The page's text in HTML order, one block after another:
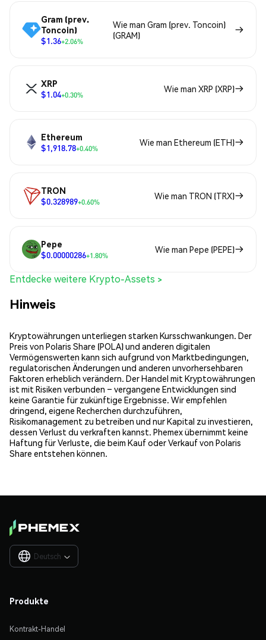
Gram (prev.
Toncoin)
$1.36+2.06%
Wie man Gram (prev. Toncoin)
(GRAM)
XRP
$1.04+0.30%
Wie man XRP (XRP)
Ethereum
$1,918.78+0.40%
Wie man Ethereum (ETH)
TRON
$0.328989+0.60%
Wie man TRON (TRX)
Pepe
$0.00000286+1.80%
Wie man Pepe (PEPE)
Entdecke weitere Krypto-Assets >
Hinweis
Kryptowährungen unterliegen starken Kursschwankungen. Der
Preis von Polaris Share (POLA) und anderen digitalen
Vermögenswerten kann sich aufgrund von Marktbedingungen,
regulatorischen Änderungen und anderen unvorhersehbaren
Faktoren erheblich verändern. Der Handel mit Kryptowährungen
ist mit Risiken verbunden – vergangene Entwicklungen sind
keine Garantie für zukünftige Ergebnisse. Wir empfehlen
dringend, eigene Recherchen durchzuführen,
Risikomanagement zu betreiben und nur Kapital zu investieren,
dessen Verlust du verkraften kannst. Phemex übernimmt keine
Haftung für Verluste, die beim Kauf oder Verkauf von Polaris
Share entstehen können.
Deutsch 
Produkte
Kontrakt-Handel